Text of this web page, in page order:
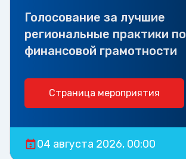
Голосование за лучшие
региональные практики по
финансовой грамотности
Страница мероприятия
04 августа 2026, 00:00